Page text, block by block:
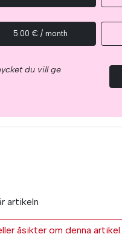
5.00 € / month
du vill ge
artikeln
åsikter om denna artikel.